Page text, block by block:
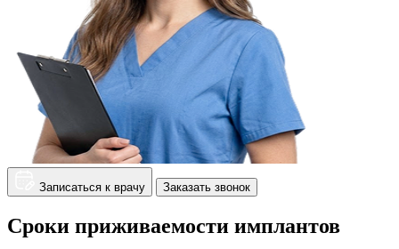
Записаться к врачу Заказать звонок
Сроки приживаемости имплантов